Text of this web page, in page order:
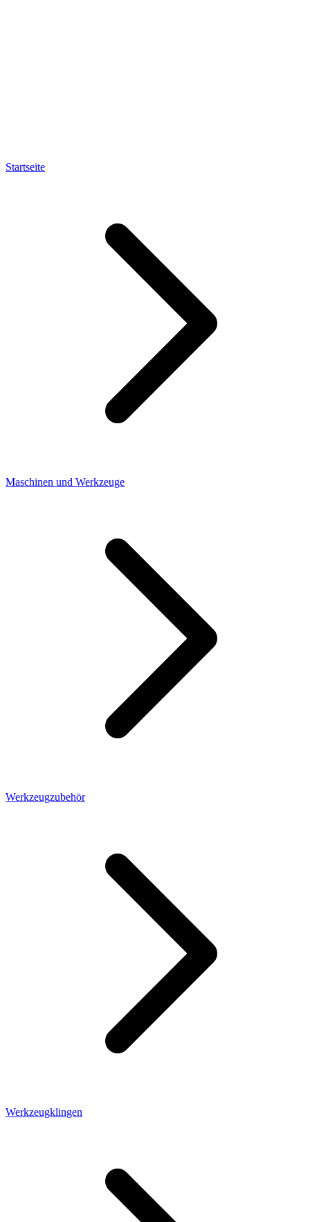
Startseite
Maschinen und Werkzeuge
Werkzeugzubehör
Werkzeugklingen